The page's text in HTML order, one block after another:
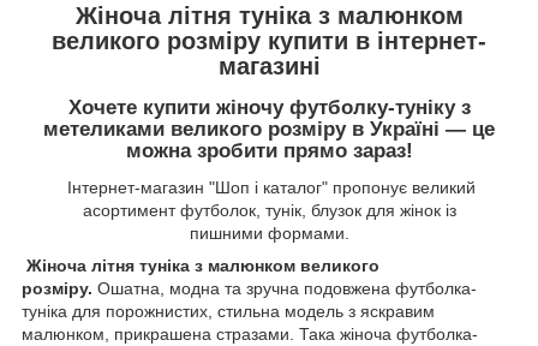
Жіноча літня туніка з малюнком
великого розміру купити в інтернет-
магазині
Хочете купити жіночу футболку-туніку з
метеликами великого розміру в Україні — це
можна зробити прямо зараз!
Інтернет-магазин "Шоп і каталог" пропонує великий
асортимент футболок, тунік, блузок для жінок із
пишними формами.
Жіноча літня туніка з малюнком великого
розміру. Ошатна, модна та зручна подовжена футболка-
туніка для порожнистих, стильна модель з яскравим
малюнком, прикрашена стразами. Така жіноча футболка-